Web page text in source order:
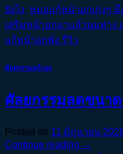
ยังไง, หมอแก้หน้าอกเก่งๆ มื
เสริมหน้าอกมาแล้วนมห่าง
แก้หน้าอกพัง รีวิว
ศัลยกรรมหน้าอก
ศัลยกรรมลดขนา
Posted on 11 มิถุนายน
Continue reading →